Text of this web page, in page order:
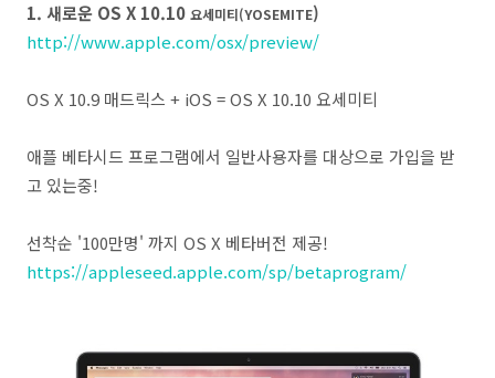
1. 새로운 OS X 10.10 요세미티(YOSEMITE)
http://www.apple.com/osx/preview/
OS X 10.9 매드릭스 + iOS = OS X 10.10 요세미티
애플 베타시드 프로그램에서 일반사용자를 대상으로 가입을 받
고 있는중!
선착순 '100만명' 까지 OS X 베타버전 제공!
https://appleseed.apple.com/sp/betaprogram/